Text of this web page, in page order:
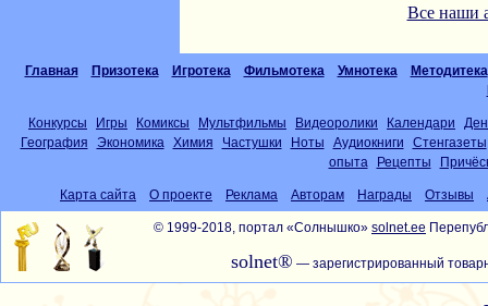
Все наши
Главная Призотека Игротека Фильмотека Умнотека
Методитека
Конкурсы Игры Комиксы Мультфильмы Видеоролики Календари
География
Экономика Химия Частушки Ноты Аудиокниги
Стенгазеты
опыта
Рецепты
Карта сайта О проекте Реклама Авторам Награды Отзывы
© 1999-2018, портал «Солнышко» solnet.ee
solnet® — зарегистрированный